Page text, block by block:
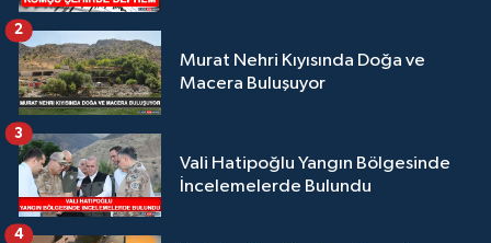
Murat Nehri Kıyısında Doğa ve
Macera Buluşuyor
2
Vali Hatipoğlu Yangın Bölgesinde
İncelemelerde Bulundu
3
4